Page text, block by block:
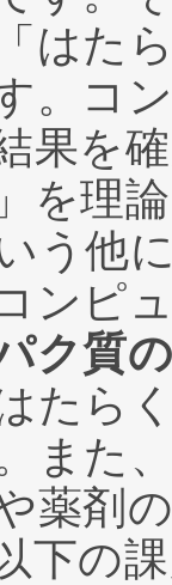
はた
。コ
果を
を理
う他
ンピ
ク質
たら
また
薬剤
下の